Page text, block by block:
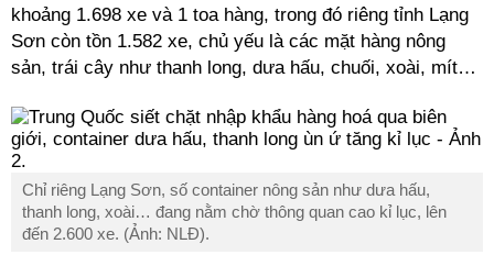
khoảng 1.698 xe và 1 toa hàng, trong đó riêng tỉnh Lạng
Sơn còn tồn 1.582 xe, chủ yếu là các mặt hàng nông
sản, trái cây như thanh long, dưa hấu, chuối, xoài, mít…
Chỉ riêng Lạng Sơn, số container nông sản như dưa hấu,
thanh long, xoài… đang nằm chờ thông quan cao kỉ lục, lên
đến 2.600 xe. (Ảnh: NLĐ).